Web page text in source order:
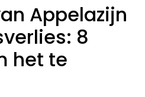
Appelazijn
8
het te